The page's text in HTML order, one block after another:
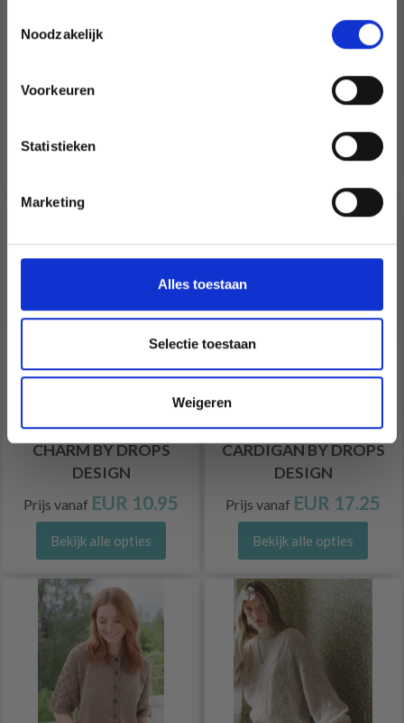
Noodzakelijk
Voorkeuren
Statistieken
Marketing
Alles toestaan
Selectie toestaan
Weigeren
268-19 VANILLA TWIRL
DESIGN
259-21 MOON DUST
DESIGN
Bekijk alle opties
49-19 AMETHYST
CHARM BY DROPS
DESIGN
Prijs vanaf EUR 10.95
Bekijk alle opties
267-26 SUMMER LIVING
CARDIGAN BY DROPS
DESIGN
Prijs vanaf EUR 17.25
Bekijk alle opties
Wil je liever nieuws ontvangen over onze
Nederlands?